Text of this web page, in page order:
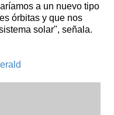
a un nuevo tipo
órbitas y que nos
solar", señala.